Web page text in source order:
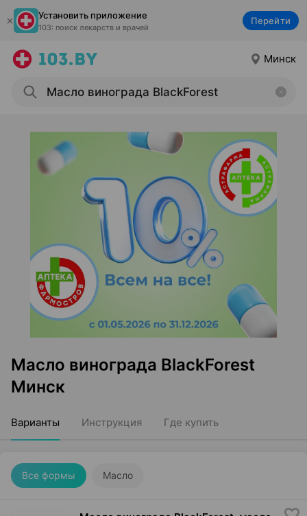
Установить приложение
103: поиск лекарств и врачей
Перейти
Минск
Масло винограда BlackForest
Минск
Варианты Инструкция Где купить
Все формы Масло